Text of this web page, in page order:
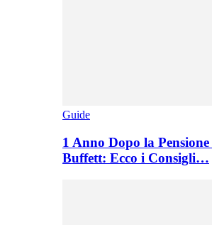
Guide
1 Anno Dopo la
Buffett: Ecco i Consigli…